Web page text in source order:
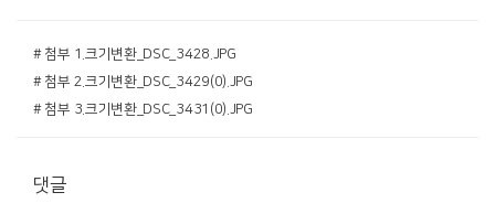
# 첨부 1.크기변환_DSC_3428.JPG
# 첨부 2.크기변환_DSC_3429(0).JPG
# 첨부 3.크기변환_DSC_3431(0).JPG
댓글